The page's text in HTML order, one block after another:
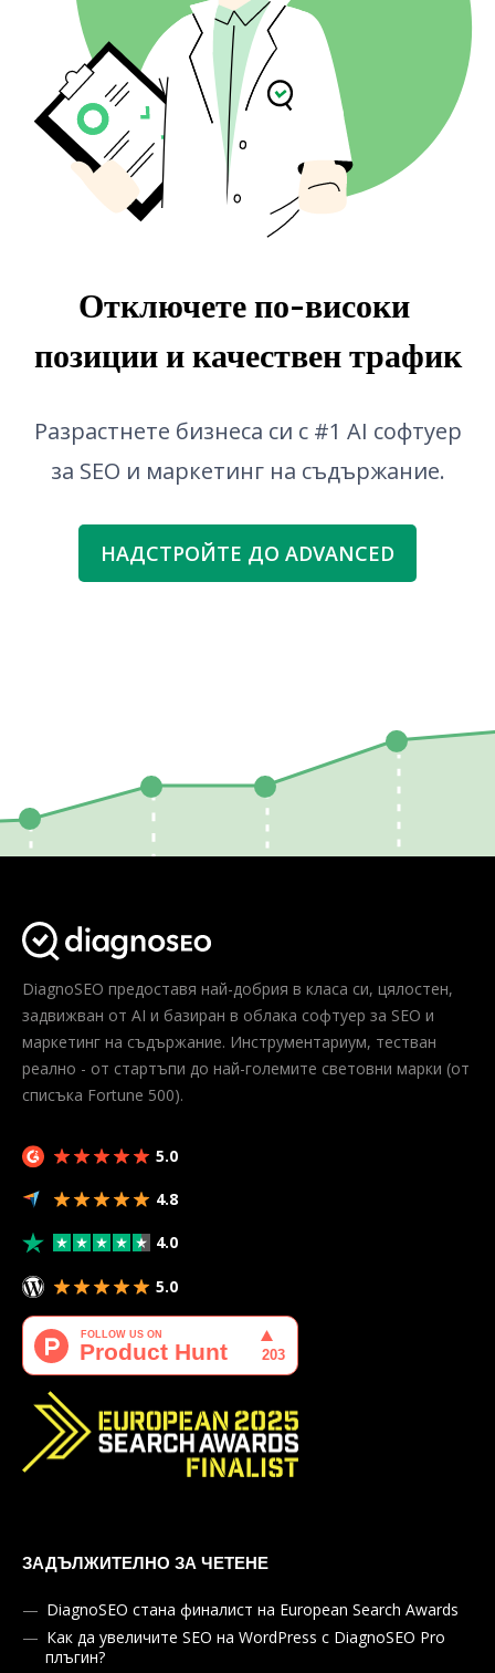
Автоматично допълване
Линкващи TLD
Bulk проверка на обратни връзки
AI генератор на outline
Преводач
Преглед на откъс
Генератор на идеи за блог постове
Отключете по-високи
позиции и качествен трафик
Разрастнете бизнеса си с #1 AI софтуер
за SEO и маркетинг на съдържание.
НАДСТРОЙТЕ ДО ADVANCED
DiagnoSEO предоставя най-добрия в класа си, цялостен,
задвижван от AI и базиран в облака софтуер за SEO и
маркетинг на съдържание. Инструментариум, тестван
реално - от стартъпи до най-големите световни марки (от
списъка Fortune 500).
5.0
4.8
4.0
5.0
ЗАДЪЛЖИТЕЛНО ЗА ЧЕТЕНЕ
DiagnoSEO стана финалист на European Search Awards
Как да увеличите SEO на WordPress с DiagnoSEO Pro
плъгин?